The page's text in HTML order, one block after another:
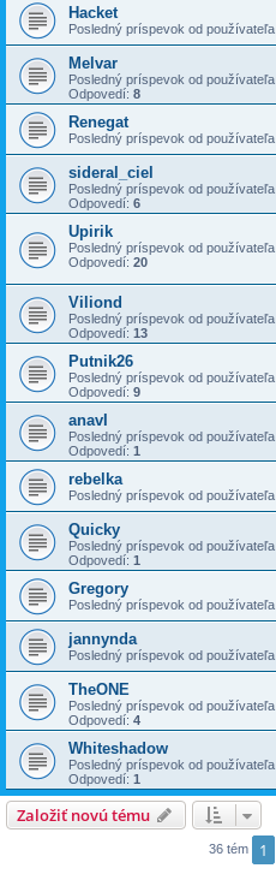
Hacket
Posledný príspevok od používateľa
Melvar
Posledný príspevok od používateľa
Odpovedí: 8
Renegat
Posledný príspevok od používateľa
sideral_ciel
Posledný príspevok od používateľa
Odpovedí: 6
Upirik
Posledný príspevok od používateľa
Odpovedí: 20
Viliond
Posledný príspevok od používateľa
Odpovedí: 13
Putnik26
Posledný príspevok od používateľa
Odpovedí: 9
anavI
Posledný príspevok od používateľa
Odpovedí: 1
rebelka
Posledný príspevok od používateľa
Quicky
Posledný príspevok od používateľa
Odpovedí: 1
Gregory
Posledný príspevok od používateľa
jannynda
Posledný príspevok od používateľa
TheONE
Posledný príspevok od používateľa
Odpovedí: 4
Whiteshadow
Posledný príspevok od používateľa
Odpovedí: 1
Založiť novú tému
36 tém 1